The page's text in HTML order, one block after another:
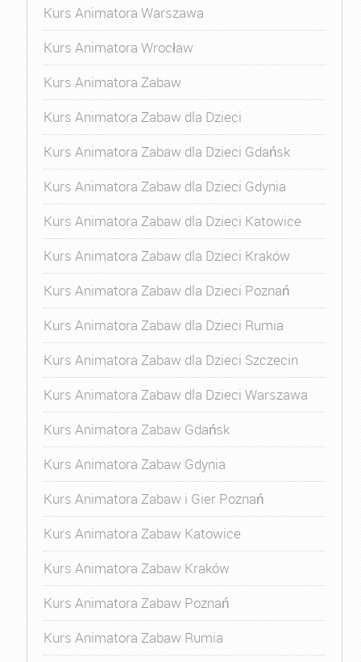
Kurs Animatora Warszawa
Kurs Animatora Wrocław
Kurs Animatora Zabaw
Kurs Animatora Zabaw dla Dzieci
Kurs Animatora Zabaw dla Dzieci Gdańsk
Kurs Animatora Zabaw dla Dzieci Gdynia
Kurs Animatora Zabaw dla Dzieci Katowice
Kurs Animatora Zabaw dla Dzieci Kraków
Kurs Animatora Zabaw dla Dzieci Poznań
Kurs Animatora Zabaw dla Dzieci Rumia
Kurs Animatora Zabaw dla Dzieci Szczecin
Kurs Animatora Zabaw dla Dzieci Warszawa
Kurs Animatora Zabaw Gdańsk
Kurs Animatora Zabaw Gdynia
Kurs Animatora Zabaw i Gier Poznań
Kurs Animatora Zabaw Katowice
Kurs Animatora Zabaw Kraków
Kurs Animatora Zabaw Poznań
Kurs Animatora Zabaw Rumia